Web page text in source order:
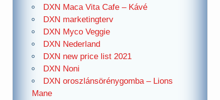
DXN Maca Vita Cafe – Kávé
DXN marketingterv
DXN Myco Veggie
DXN Nederland
DXN new price list 2021
DXN Noni
DXN oroszlánsörénygomba – Lions
Mane